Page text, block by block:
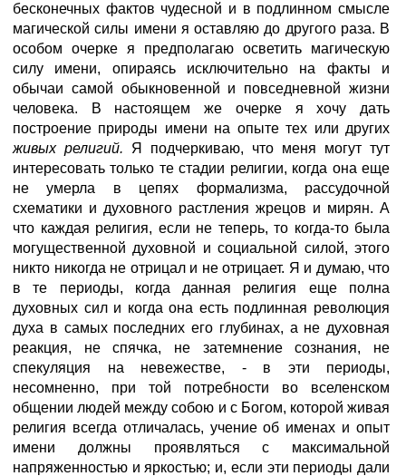
бесконечных фактов чудесной и в подлинном смысле
магической силы имени я оставляю до другого раза. В
особом очерке я предполагаю осветить магическую
силу имени, опираясь исключительно на факты и
обычаи самой обыкновенной и повседневной жизни
человека. В настоящем же очерке я хочу дать
построение природы имени на опыте тех или других
живых религий. Я подчеркиваю, что меня могут тут
интересовать только те стадии религии, когда она еще
не умерла в цепях формализма, рассудочной
схематики и духовного растления жрецов и мирян. А
что каждая религия, если не теперь, то когда-то была
могущественной духовной и социальной силой, этого
никто никогда не отрицал и не отрицает. Я и думаю, что
в те периоды, когда данная религия еще полна
духовных сил и когда она есть подлинная революция
духа в самых последних его глубинах, а не духовная
реакция, не спячка, не затемнение сознания, не
спекуляция на невежестве, - в эти периоды,
несомненно, при той потребности во вселенском
общении людей между собою и с Богом, которой живая
религия всегда отличалась, учение об именах и опыт
имени должны проявляться с максимальной
напряженностью и яркостью; и, если эти периоды дали